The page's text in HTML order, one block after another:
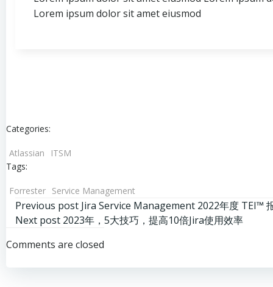
Lorem ipsum dolor sit amet eiusmod
Categories:
Atlassian
ITSM
Tags:
Forrester Service Management
文
章
导
Previous post Jira Service Management 2022年度 TEI™
文
章
Next post 2023年，5大技巧，提高10倍Jira使用效率
Comments are closed